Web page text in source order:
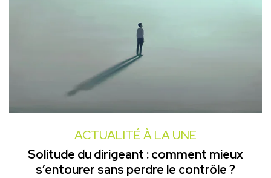
ACTUALITÉ À LA UNE
Solitude du dirigeant : comment mieux
s’entourer sans perdre le contrôle ?